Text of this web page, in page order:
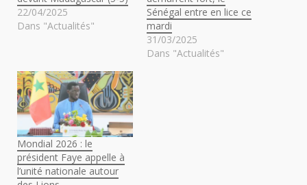
22/04/2025
Dans "Actualités"
Sénégal entre en lice ce
mardi
31/03/2025
Dans "Actualités"
Mondial 2026 : le
président Faye appelle à
l’unité nationale autour